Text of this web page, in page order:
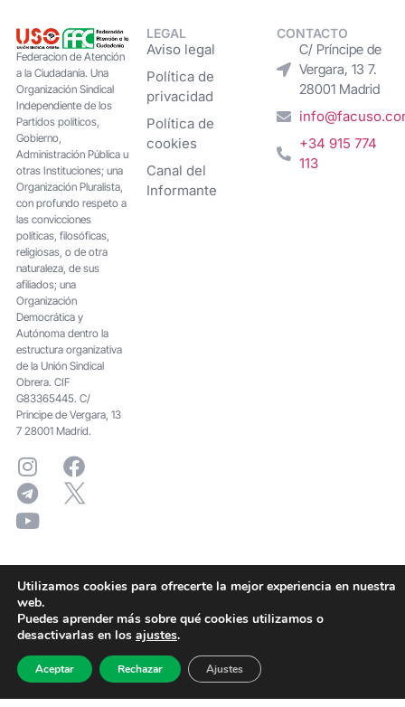
Federacion de Atención
a la Ciudadanía. Una
Organización Sindical
Independiente de los
Partidos políticos,
Gobierno,
Administración Pública u
otras Instituciones; una
Organización Pluralista,
con profundo respeto a
las convicciones
políticas, filosóficas,
religiosas, o de otra
naturaleza, de sus
afiliados; una
Organización
Democrática y
Autónoma dentro la
estructura organizativa
de la Unión Sindical
Obrera. CIF
G83365445. C/
Principe de Vergara, 13
7 28001 Madrid.
LEGAL
Aviso legal
Política de
privacidad
Política de
cookies
Canal del
Informante
CONTACTO
C/ Príncipe de
Vergara, 13 7.
28001 Madrid
+34 915 774
113
Utilizamos cookies para ofrecerte la mejor experiencia en nuestra
web.
Puedes aprender más sobre qué cookies utilizamos o
desactivarlas en los ajustes.
Aceptar Rechazar Ajustes